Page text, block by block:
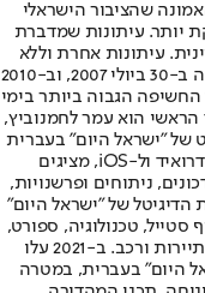
שהציבור הישראלי
יותר. עיתונות שמדברת
עיתונות אחרת וללא
תשלום. המהדורה המודפסת הראשונה פורסמה ב-30 ביולי 2007, וב-2010
החשיפה הגבוה ביותר בימי
הראשי הוא עמר לחמנוביץ,
של "ישראל היום" בעברית
ובאנגלית, כמו כן היישומונים (אפליקציות) לאנדרואיד ול-iOS, מציגים
ניתוחים ופרשנויות,
הדיגיטל של "ישראל היום"
סטייל, טכנולוגיה, ספורט,
כלכלה וצרכנות, בריאות, חיילים, אוכל, יהדות, תיירות ורכב. ב-2021 עלו
היום" בעברית, במטרה